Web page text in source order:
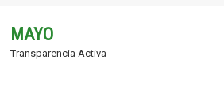
MAYO
Transparencia Activa